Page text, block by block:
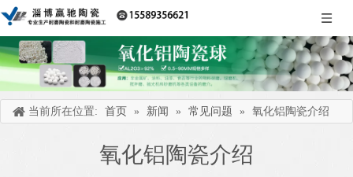
当前所在位置: 首页 » 新闻 » 常见问题 » 氧化铝陶瓷介绍
氧化铝陶瓷介绍